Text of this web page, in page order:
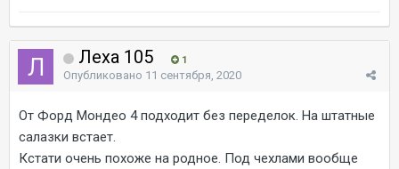
Леха 105 1
Опубликовано 11 сентября, 2020
От Форд Мондео 4 подходит без переделок. На штатные
салазки встает.
Кстати очень похоже на родное. Под чехлами вообще